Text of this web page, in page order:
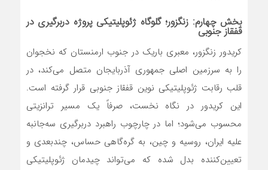
بخش چهارم: زنگزور؛ گلوگاه ژئوپلیتیکی پروژه دربرگیری در
قفقاز جنوبی
کریدور زنگزور، معبری باریک در جنوب ارمنستان که نخجوان
را به سرزمین اصلی جمهوری آذربایجان متصل می‌کند، در
قلب رقابت ژئوپلیتیکی نوین قفقاز جنوبی قرار گرفته است.
این کریدور در نگاه نخست، صرفاً یک مسیر ترانزیتی
محسوب می‌شود؛ اما در چارچوب راهبرد دربرگیری سه‌جانبه
علیه ایران، روسیه و چین، به گره‌گاهی حساس، چندبعدی و
تعیین‌کننده بدل شده که می‌تواند چیدمان ژئوپلیتیکی